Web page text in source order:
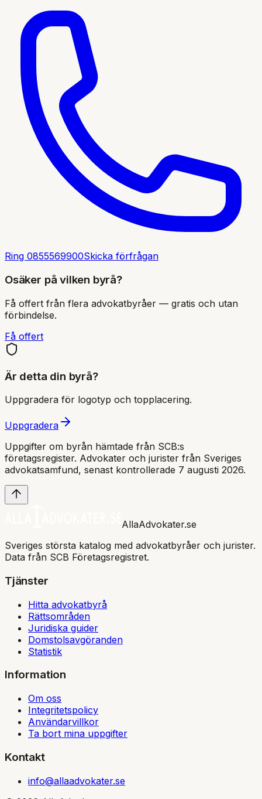
Ring 0855569900Skicka förfrågan
Osäker på vilken byrå?
Få offert från flera advokatbyråer — gratis och utan
förbindelse.
Få offert
Är detta din byrå?
Uppgradera för logotyp och topplacering.
Uppgradera
Uppgifter om byrån hämtade från SCB:s
företagsregister. Advokater och jurister från Sveriges
advokatsamfund, senast kontrollerade 7 augusti 2026.
AllaAdvokater.se
Sveriges största katalog med advokatbyråer och jurister.
Data från SCB Företagsregistret.
Tjänster
Hitta advokatbyrå
Rättsområden
Juridiska guider
Domstolsavgöranden
Statistik
Information
Om oss
Integritetspolicy
Användarvillkor
Ta bort mina uppgifter
Kontakt
info@allaadvokater.se